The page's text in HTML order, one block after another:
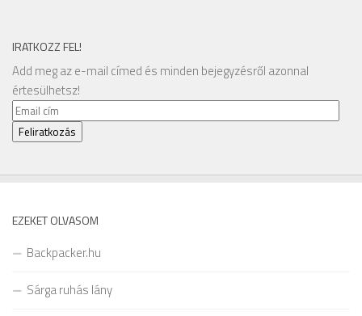
IRATKOZZ FEL!
Add meg az e-mail címed és minden bejegyzésről azonnal
értesülhetsz!
Email
cím
Feliratkozás
EZEKET OLVASOM
Backpacker.hu
Sárga ruhás lány